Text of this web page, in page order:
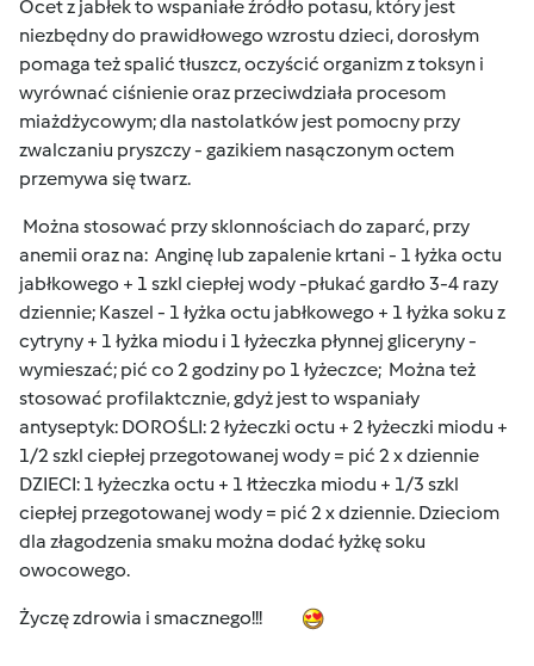
Ocet z jabłek to wspaniałe źródło potasu, który jest
niezbędny do prawidłowego wzrostu dzieci, dorosłym
pomaga też spalić tłuszcz, oczyścić organizm z toksyn i
wyrównać ciśnienie oraz przeciwdziała procesom
miażdżycowym; dla nastolatków jest pomocny przy
zwalczaniu pryszczy - gazikiem nasączonym octem
przemywa się twarz.
Można stosować przy sklonnościach do zaparć, przy
anemii oraz na: Anginę lub zapalenie krtani - 1 łyżka octu
jabłkowego + 1 szkl ciepłej wody -płukać gardło 3-4 razy
dziennie; Kaszel - 1 łyżka octu jabłkowego + 1 łyżka soku z
cytryny + 1 łyżka miodu i 1 łyżeczka płynnej gliceryny -
wymieszać; pić co 2 godziny po 1 łyżeczce; Można też
stosować profilaktcznie, gdyż jest to wspaniały
antyseptyk: DOROŚLI: 2 łyżeczki octu + 2 łyżeczki miodu +
1/2 szkl ciepłej przegotowanej wody = pić 2 x dziennie
DZIECI: 1 łyżeczka octu + 1 łtżeczka miodu + 1/3 szkl
ciepłej przegotowanej wody = pić 2 x dziennie. Dzieciom
dla złagodzenia smaku można dodać łyżkę soku
owocowego.
Życzę zdrowia i smacznego!!!